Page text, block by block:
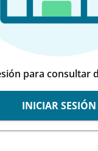
para consultar
INICIAR SESIÓN